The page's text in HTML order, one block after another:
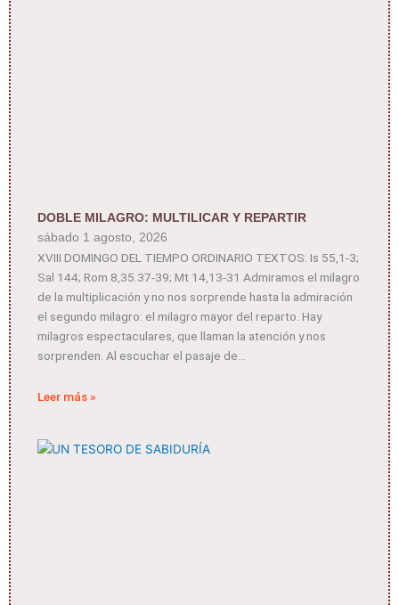
DOBLE MILAGRO: MULTILICAR Y REPARTIR
sábado 1 agosto, 2026
XVIII DOMINGO DEL TIEMPO ORDINARIO TEXTOS: Is 55,1-3;
Sal 144; Rom 8,35.37-39; Mt 14,13-31 Admiramos el milagro
de la multiplicación y no nos sorprende hasta la admiración
el segundo milagro: el milagro mayor del reparto. Hay
milagros espectaculares, que llaman la atención y nos
sorprenden. Al escuchar el pasaje de
Leer más »